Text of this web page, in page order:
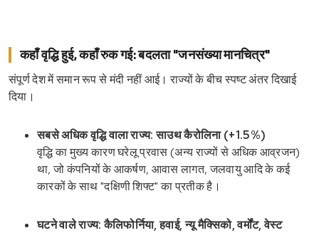
कहाँ वृद्धि हुई, कहाँ रुक गई: बदलता "जनसंख्या मानचित्र"
संपूर्ण देश में समान रूप से मंदी नहीं आई। राज्यों के बीच स्पष्ट अंतर दिखाई
दिया।
सबसे अधिक वृद्धि वाला राज्य: साउथ कैरोलिना (+1.5%)
वृद्धि का मुख्य कारण घरेलू प्रवास (अन्य राज्यों से अधिक आव्रजन)
था, जो कंपनियों के आकर्षण, आवास लागत, जलवायु आदि के कई
कारकों के साथ "दक्षिणी शिफ्ट" का प्रतीक है।
घटने वाले राज्य: कैलिफोर्निया, हवाई, न्यू मैक्सिको, वर्मोंट, वेस्ट